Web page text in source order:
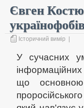
Євген
Історичний вимір
У сучасних
інформаційних
що